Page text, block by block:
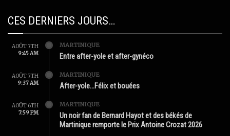
CES DERNIERS JOURS…
AOÛT 7TH
9:45 AM
MARTINIQUE
Entre after-yole et after-gynéco
AOÛT 7TH
9:37 AM
MARTINIQUE
After-yole…Félix et bouées
AOÛT 6TH
7:59 PM
MARTINIQUE
Un noir fan de Bernard Hayot et des békés de
Martinique remporte le Prix Antoine Crozat 2026